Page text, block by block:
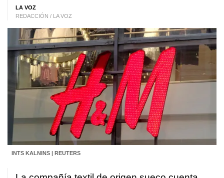
LA VOZ
REDACCIÓN / LA VOZ
INTS KALNINS | REUTERS